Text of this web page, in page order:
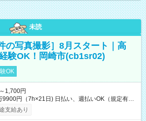
未読
の写真撮影］8月スタート｜高
験OK！岡崎市(cb1sr02)
OK
1,700円
日) 日払い、週払いOK（規定有
期間】試用期間なし
支給あり